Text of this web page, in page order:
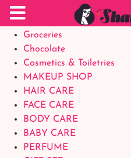
Food Supplements
Baby Foods
Groceries
Chocolate
Cosmetics & Toiletries
MAKEUP SHOP
HAIR CARE
FACE CARE
BODY CARE
BABY CARE
PERFUME